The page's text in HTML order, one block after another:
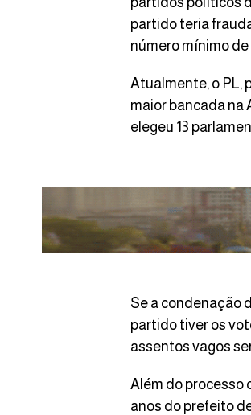
partido teria
número mínimo
Atualmente, o PL,
maior bancada na
elegeu 13
Se a condenação
partido tiver os
assentos vagos
Além do processo
anos do prefeito